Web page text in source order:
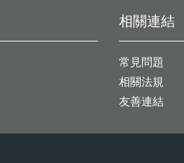
相關連結
常見問題
相關法規
友善連結